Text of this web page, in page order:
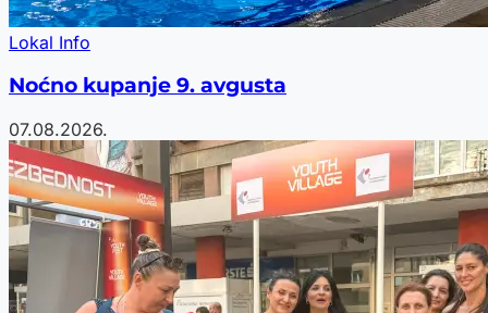
Lokal Info
Noćno kupanje 9. avgusta
07.08.2026.